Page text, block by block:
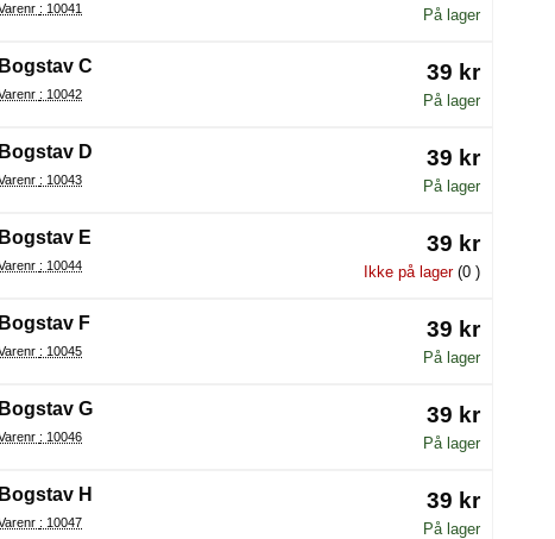
Varenr : 10041 På lager
Bogstav C
Varenr : 10042
39 kr
På lager
Bogstav D
Varenr : 10043
39 kr
På lager
Bogstav E
Varenr : 10044
39 kr
Ikke på lager(0 )
Bogstav F
Varenr : 10045
39 kr
På lager
Bogstav G
Varenr : 10046
39 kr
På lager
Bogstav H
Varenr : 10047
39 kr
På lager